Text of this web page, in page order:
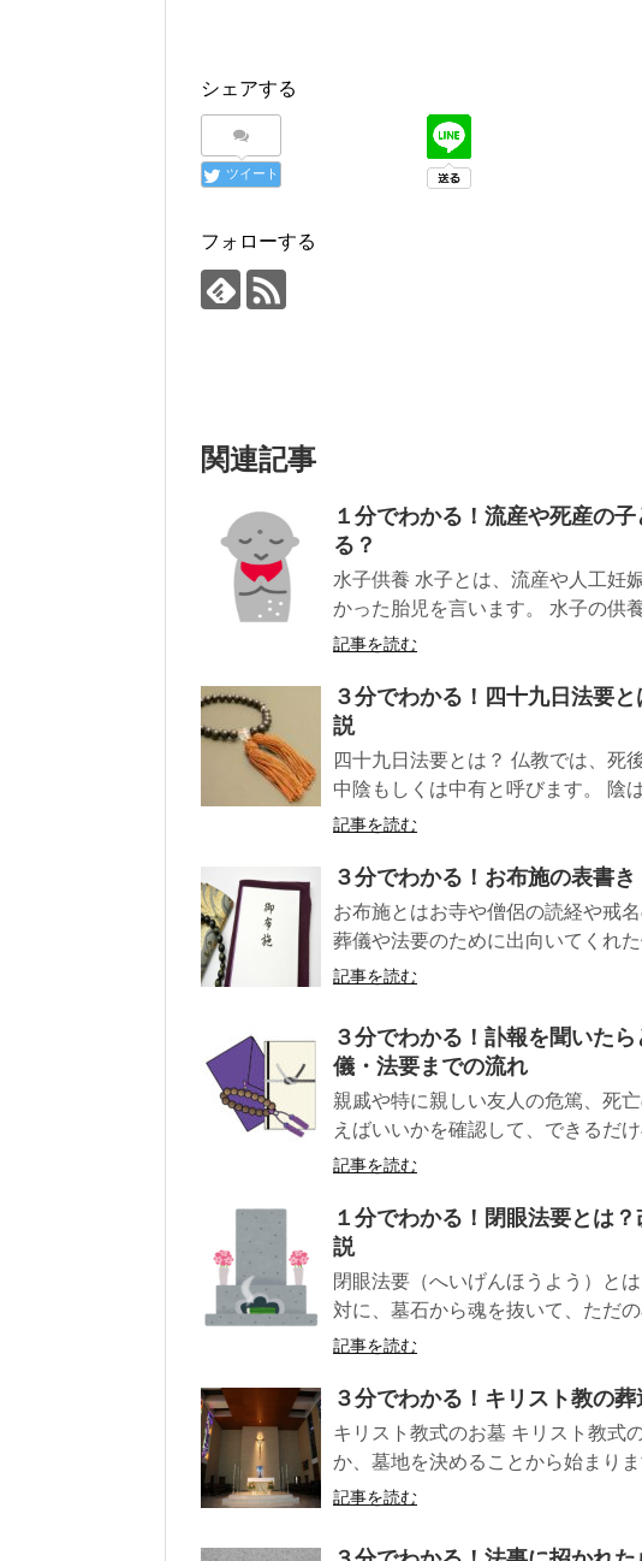
シェアする
ツイート
フォローする
関連記事
１分でわかる！流産や死産の
る？
水子供養 水子とは、流産や人工妊
かった胎児を言います。 水子の供
記事を読む
３分でわかる！四十九日法要
説
四十九日法要とは？ 仏教では、死
中陰もしくは中有と呼びます。 陰
記事を読む
３分でわかる！お布施の表書
お布施とはお寺や僧侶の読経や戒
葬儀や法要のために出向いてくれ
記事を読む
３分でわかる！訃報を聞いた
儀・法要までの流れ
親戚や特に親しい友人の危篤、死
えばいいかを確認して、できるだ
記事を読む
１分でわかる！閉眼法要とは
説
閉眼法要（へいげんほうよう）と
対に、墓石から魂を抜いて、ただ
記事を読む
３分でわかる！キリスト教の
キリスト教式のお墓 キリスト教式
か、墓地を決めることから始まり
記事を読む